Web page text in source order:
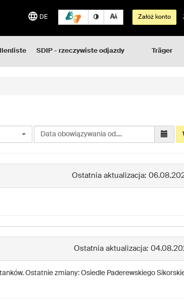
DE Załóż konto
SDIP - rzeczywiste odjazdy Träger
Wybierz
Ostatnia aktualizacja:
Ostatnia aktualizacja:
Ostatnie zmiany: Osiedle Paderewskiego